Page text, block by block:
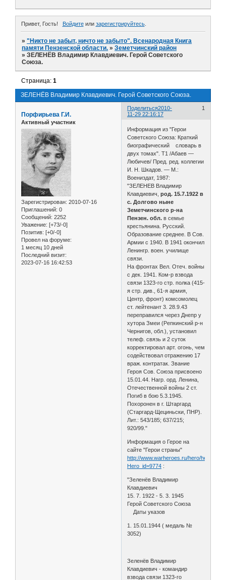
Привет, Гость! Войдитеили зарегистрируйтесь.
»"Никто не забыт, ничто не забыто". Всенародная Книга
памяти Пензенской области. »Земетчинский район
»ЗЕЛЕНЁВ Владимир Клавдиевич. Герой Советского
Союза.
ЗЕЛЕНЁВ Владимир Клавдиевич. Герой Советского Союза.
Страница:1
Поделиться 1
2010-
11-29 22:16:17
Порфирьева Г.И.
Активный участник
Зарегистрирован: 2010-07-16
Приглашений: 0
Сообщений: 2252
Уважение: [+73/-0]
Позитив: [+0/-0]
Провел на форуме:
1 месяц 10 дней
Последний визит:
2023-07-16 16:42:53
Информация из "Герои
Советского Союза: Краткий
биографический словарь в
двух томах". Т1 /Абаев —
Любичев/ Пред. ред. коллегии
И. Н. Шкадов. — М.:
Воениздат, 1987:
"ЗЕЛЕНЕВ Владимир
Клавдиевич,род. 15.7.1922 в
с. Долгово ныне
Земетчинского р-на
Пензен. обл. в семье
крестьянина. Русский.
Образование среднее. В Сов.
Армии с 1940. В 1941 окончил
Ленингр. воен. училище
связи.
На фронтах Вел. Отеч. войны
с дек. 1941. Ком-р взвода
связи 1323-го стр. полка (415-
я стр. див., 61-я армия,
Центр, фронт) комсомолец
ст. лейтенант 3. 28.9.43
переправился через Днепр у
ху­тора Змеи (Репкинский р-н
Чернигов, обл.), установил
телеф. связь и 2 суток
корректировал арт. огонь, чем
содейство­вал отражению 17
враж. контратак. Зва­ние
Героя Сов. Союза присвоено
15.01.44. Нагр. орд. Ленина,
Отечественной войны 2 ст.
Погиб в бою 5.3.1945.
Похоронен в г. Штаргард
(Старгард-Щециньски, ПНР).
Лит.: 543/185; 637/215;
920/99."
Информация о Герое на
сайте "Герои страны"
http://www.warheroes.ru/hero/hero.asp?
Hero_id=9774 :
"Зеленёв Владимир
Клавдиевич
15. 7. 1922 - 5. 3. 1945
Герой Советского Союза
Даты указов
1. 15.01.1944 ( медаль №
3052)
Зеленёв Владимир
Клавдиевич - командир
взвода связи 1323-го